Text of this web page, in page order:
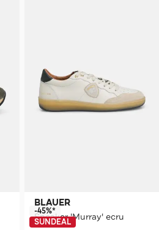
BLAUER
Sneaker 'Murray' ecru
-45%*
SUNDEAL